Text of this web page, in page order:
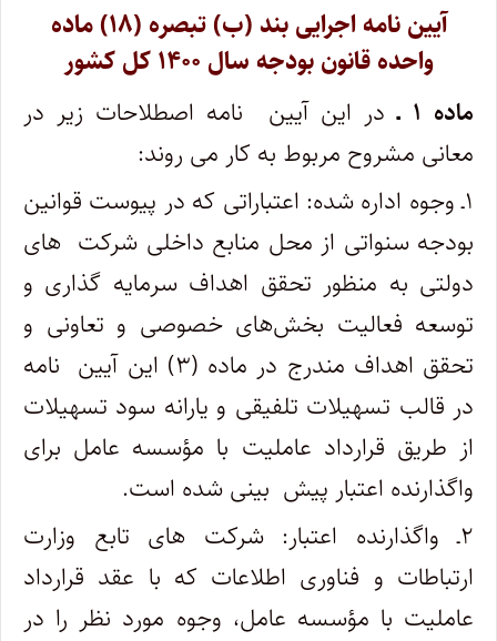
آیین نامه اجرایی بند (ب) تبصره (۱۸) ماده
واحده قانون بودجه سال ۱۴۰۰ کل کشور
ماده ۱ ـ
در این آیین ‌ نامه اصطلاحات زیر در
معانی مشروح مربوط به کار می ‌روند:
۱ـ وجوه اداره ‌شده: اعتباراتی که در پیوست قوانین
بودجه سنواتی از محل منابع داخلی شرکت ‌ های
دولتی به منظور تحقق اهداف سرمایه گذاری و
توسعه فعالیت بخش‌های خصوصی و تعاونی و
تحقق اهداف مندرج در ماده (۳) این آیین ‌ نامه
در قالب تسهیلات تلفیقی و یارانه سود تسهیلات
از طریق قرارداد عاملیت با مؤسسه عامل برای
واگذارنده اعتبار پیش ‌ بینی شده است.
۲ـ واگذارنده اعتبار: شرکت های تابع وزارت
ارتباطات و فناوری اطلاعات که با عقد قرارداد
عاملیت با مؤسسه عامل، وجوه مورد نظر را در